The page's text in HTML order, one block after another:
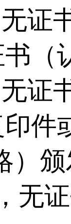
证
（
证
件
）
无